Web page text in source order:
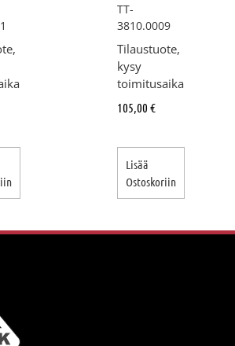
TT-
3810.0009
Tilaustuote,
kysy
toimitusaika
105,00 €
Lisää
Ostoskoriin